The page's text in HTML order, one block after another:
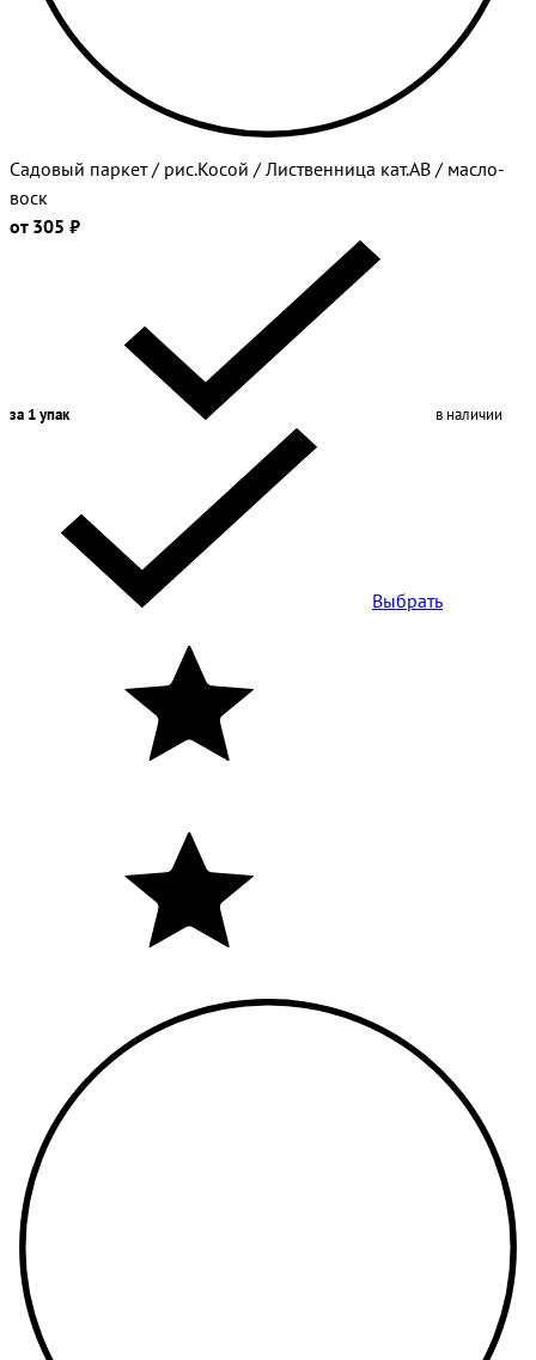
Садовый паркет / рис.Косой / Лиственница кат.АВ / масло-
воск
от 305 ₽
за 1 упак в наличии
Выбрать